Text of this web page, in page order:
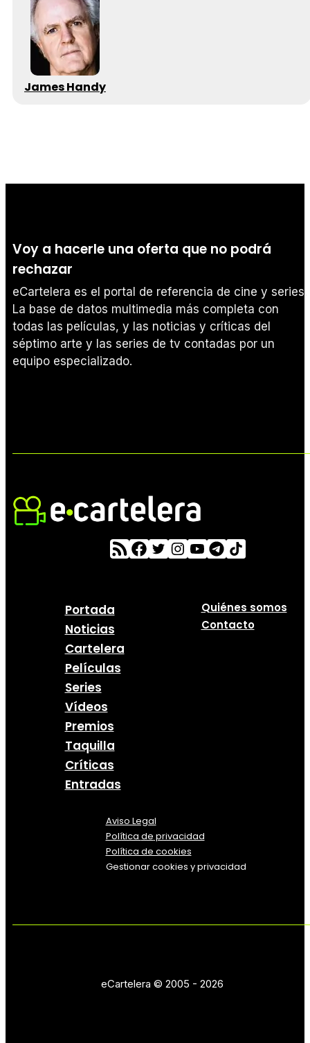
James Handy
Voy a hacerle una oferta que no podrá
rechazar
eCartelera es el portal de referencia de cine y series.
La base de datos multimedia más completa con
todas las películas, y las noticias y críticas del
séptimo arte y las series de tv contadas por un
equipo especializado.
Portada
Noticias
Cartelera
Películas
Series
Vídeos
Premios
Taquilla
Críticas
Entradas
Quiénes somos
Contacto
Aviso Legal
Política de privacidad
Política de cookies
Gestionar cookies y privacidad
eCartelera © 2005 - 2026